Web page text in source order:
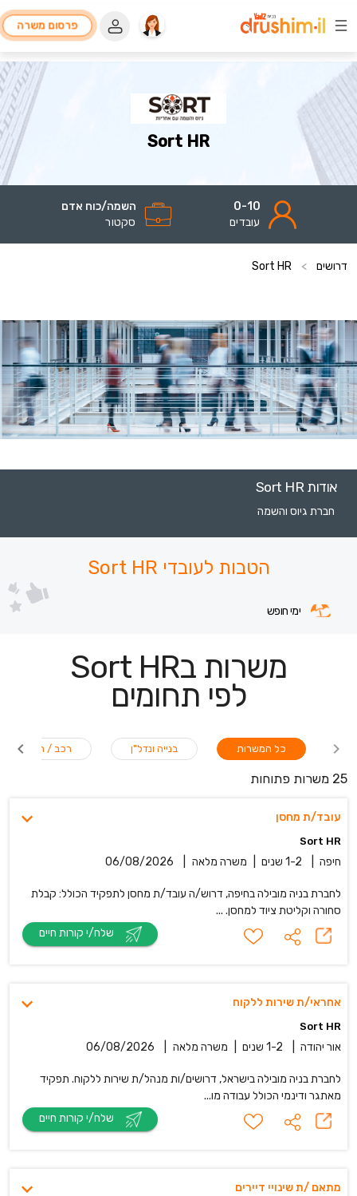
פרסום משרה
Sort HR
0-10
עובדים
השמה/כוח אדם
סקטור
דרושים >
Sort HR
אודות Sort HR
חברת גיוס והשמה
הטבות לעובדי Sort HR
ימי חופש
משרות בSort HR
לפי תחומים
רכב / תחבורה בנייה ונדל"ן כל המשרות
25 משרות פתוחות
עובד/ת מחסן
Sort HR
חיפה 1-2 שנים משרה מלאה 06/08/2026
לחברת בניה מובילה בחיפה, דרוש/ה עובד/ת מחסן לתפקיד הכולל: קבלת
סחורה וקליטת ציוד למחסן. ...
אחראי/ת שירות ללקוח
Sort HR
אור יהודה 1-2 שנים משרה מלאה 06/08/2026
לחברת בניה מובילה בישראל, דרושים/ות מנהל/ת שירות ללקוח. תפקיד
מאתגר ודינמי הכולל עבודה מו...
מתאם /ת שינויי דיירים